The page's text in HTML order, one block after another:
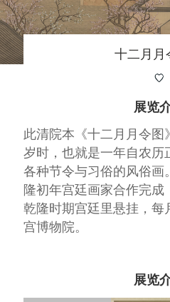
十二月月
展览
此清院本《十二月月令图
岁时，也就是一年自农历
各种节令与习俗的风俗画
隆初年宫廷画家合作完成
乾隆时期宫廷里悬挂，每
宫博物院。
展览